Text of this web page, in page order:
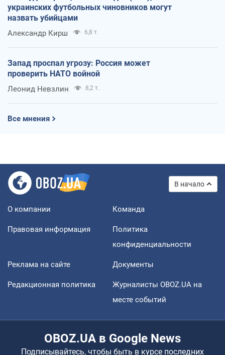
украинских футбольных чиновников могут
назвать убийцами
Александр Кирш 6,8 т.
Запад проспал угрозу: Россия может
проверить НАТО войной
Леонид Невзлин 8,2 т.
Все мнения
В начало
О компании Команда
Правовая информация
Политика
конфиденциальности
Реклама на сайте Документы
Редакционная политика
Журналисты OBOZ.UA на
месте событий
OBOZ.UA в Google News
Подписывайтесь, чтобы быть в курсе последних